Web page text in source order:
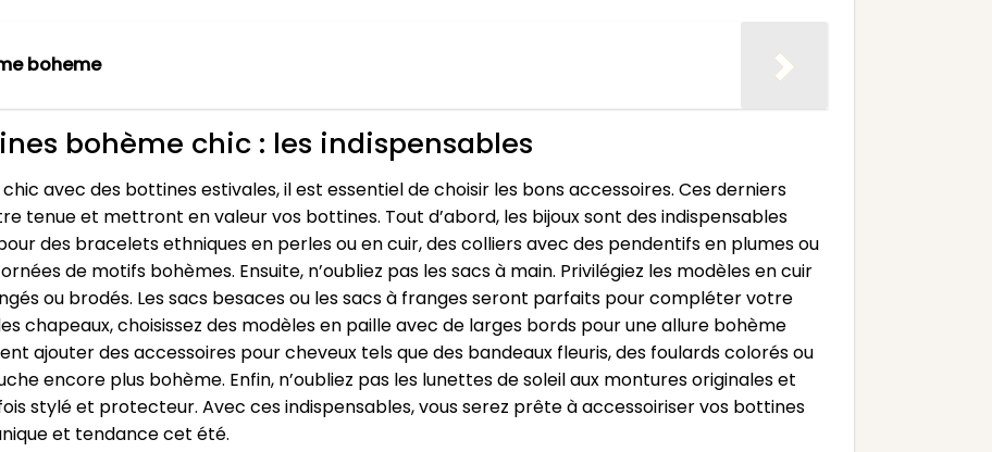
boheme
bohème chic : les indispensables
avec des bottines estivales, il est essentiel de choisir les bons accessoires. Ces derniers
tenue et mettront en valeur vos bottines. Tout d’abord, les bijoux sont des indispensables
des bracelets ethniques en perles ou en cuir, des colliers avec des pendentifs en plumes ou
de motifs bohèmes. Ensuite, n’oubliez pas les sacs à main. Privilégiez les modèles en cuir
ou brodés. Les sacs besaces ou les sacs à franges seront parfaits pour compléter votre
chapeaux, choisissez des modèles en paille avec de larges bords pour une allure bohème
ajouter des accessoires pour cheveux tels que des bandeaux fleuris, des foulards colorés ou
encore plus bohème. Enfin, n’oubliez pas les lunettes de soleil aux montures originales et
stylé et protecteur. Avec ces indispensables, vous serez prête à accessoiriser vos bottines
et tendance cet été.